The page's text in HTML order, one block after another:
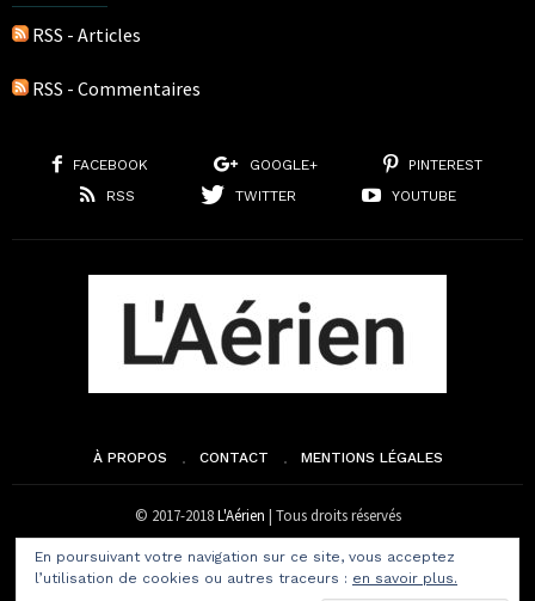
RSS - Articles
RSS - Commentaires
FACEBOOK GOOGLE+
PINTEREST
RSS
TWITTER YOUTUBE
À PROPOS CONTACT MENTIONS LÉGALES
© 2017-2018L'Aérien | Tous droits réservés
En poursuivant votre navigation sur ce site, vous acceptez
l’utilisation de cookies ou autres traceurs : en savoir plus.